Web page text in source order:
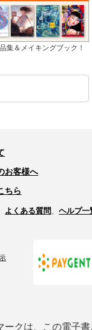
集＆メイキングブック！
お客様へ
ちら
よくある質問 、ヘルプ一
ークは、この電子